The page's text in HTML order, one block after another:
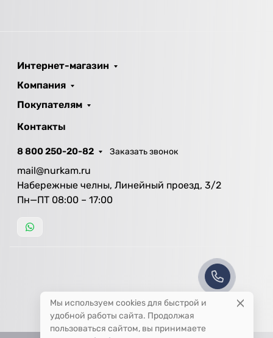
Интернет-магазин
Компания
Покупателям
Контакты
8 800 250-20-82 Заказать звонок
mail@nurkam.ru
Набережные челны, Линейный проезд, 3/2
Пн—ПТ 08:00 – 17:00
Мы используем cookies для быстрой и
удобной работы сайта. Продолжая
пользоваться сайтом, вы принимаете